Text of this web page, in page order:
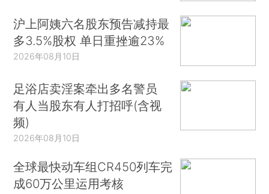
沪上阿姨六名股东预告减持最
多3.5%股权 单日重挫逾23%
2026年08月10日
足浴店卖淫案牵出多名警员
有人当股东有人打招呼(含视
频)
2026年08月10日
全球最快动车组CR450列车完
成60万公里运用考核